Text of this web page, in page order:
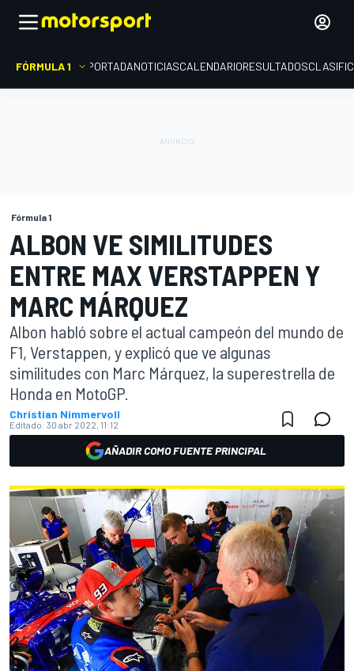
FÓRMULA 1 PORTADANOTICIASCALENDARIORESULTADOS
Fórmula 1
ALBON VE SIMILITUDES
ENTRE MAX VERSTAPPEN Y
MARC MÁRQUEZ
Albon habló sobre el actual campeón del mundo de
F1, Verstappen, y explicó que ve algunas
similitudes con Marc Márquez, la superestrella de
Honda en MotoGP.
Christian Nimmervoll
Editado: 30 abr 2022, 11:12
AÑADIR COMO FUENTE PRINCIPAL